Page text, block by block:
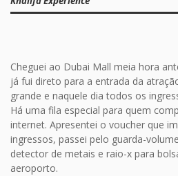
Cheguei ao Dubai Mall meia hora
já fui direto para a entrada da
grande e naquele dia todos os
Há uma fila especial para quem
internet. Apresentei o voucher que
ingressos, passei pelo guarda-
detector de metais e raio-x para
aeroporto.